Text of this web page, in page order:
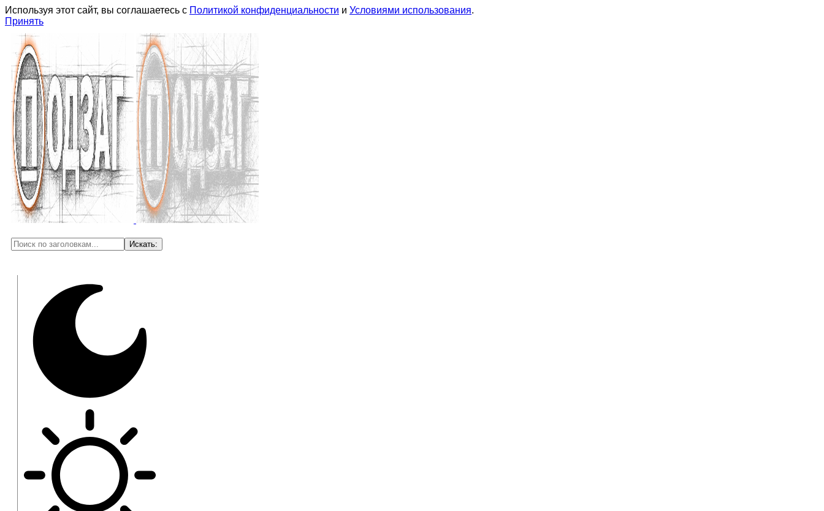
Используя этот сайт, вы соглашаетесь с Политикой конфиденциальности и Условиями использования.
Принять